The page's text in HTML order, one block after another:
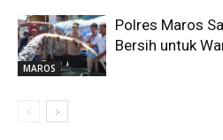
MAROS
Polres Maros
Bersih untuk